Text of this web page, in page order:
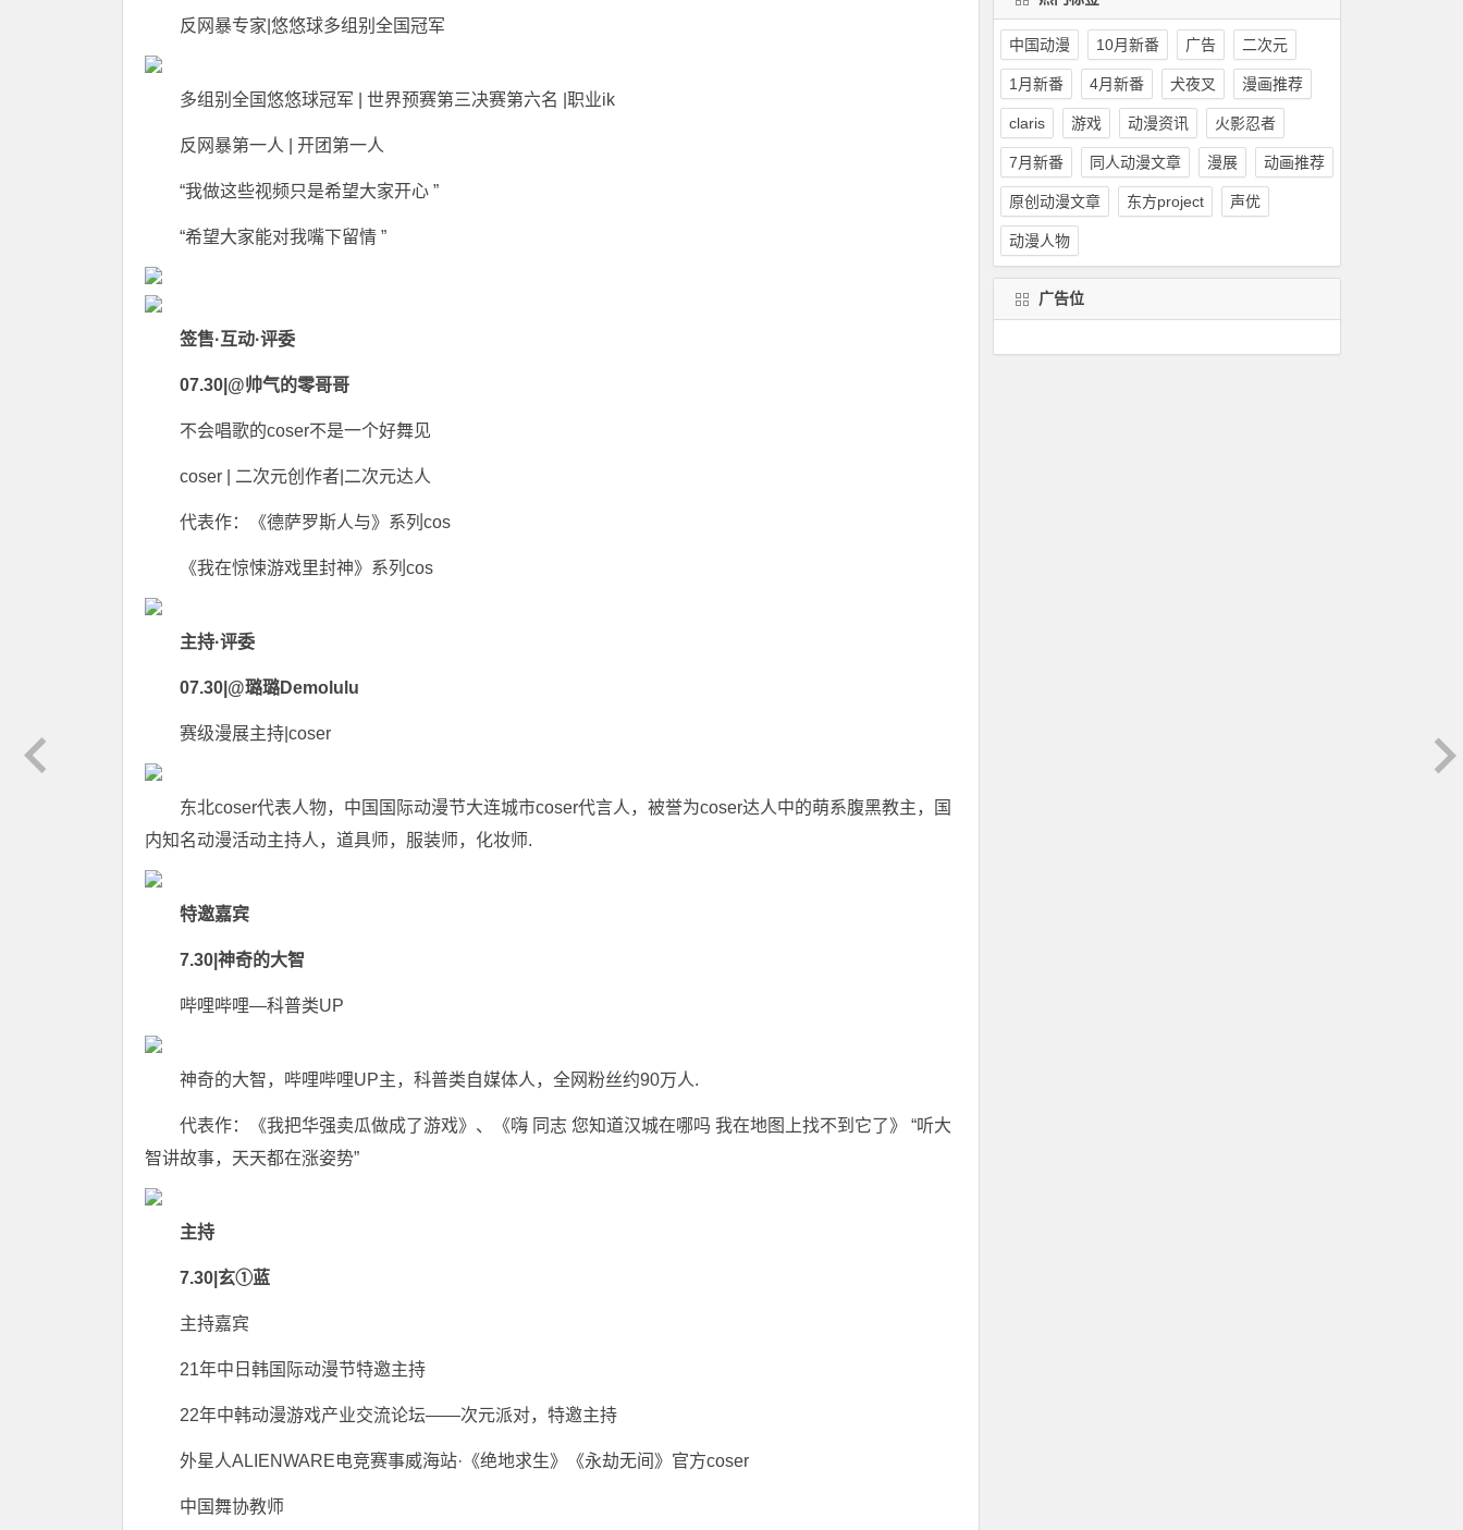
反网暴专家|悠悠球多组别全国冠军
多组别全国悠悠球冠军 | 世界预赛第三决赛第六名 |职业ik
反网暴第一人 | 开团第一人
“我做这些视频只是希望大家开心 ”
“希望大家能对我嘴下留情 ”
签售·互动·评委
07.30|@帅气的零哥哥
不会唱歌的coser不是一个好舞见
coser | 二次元创作者|二次元达人
代表作：《德萨罗斯人与》系列cos
《我在惊悚游戏里封神》系列cos
主持·评委
07.30|@璐璐Demolulu
赛级漫展主持|coser
东北coser代表人物，中国国际动漫节大连城市coser代言人，被誉为coser达人中的萌系腹黑教主，国
内知名动漫活动主持人，道具师，服装师，化妆师.
特邀嘉宾
7.30|神奇的大智
哔哩哔哩—科普类UP
神奇的大智，哔哩哔哩UP主，科普类自媒体人，全网粉丝约90万人.
代表作：《我把华强卖瓜做成了游戏》、《嗨 同志 您知道汉城在哪吗 我在地图上找不到它了》 “听大
智讲故事，天天都在涨姿势”
主持
7.30|玄①蓝
主持嘉宾
21年中日韩国际动漫节特邀主持
22年中韩动漫游戏产业交流论坛——次元派对，特邀主持
外星人ALIENWARE电竞赛事威海站·《绝地求生》《永劫无间》官方coser
中国舞协教师
中国动漫 10月新番 广告 二次元
1月新番 4月新番 犬夜叉 漫画推荐
claris 游戏 动漫资讯 火影忍者
7月新番 同人动漫文章 漫展 动画推荐
原创动漫文章 东方project 声优
动漫人物
广告位